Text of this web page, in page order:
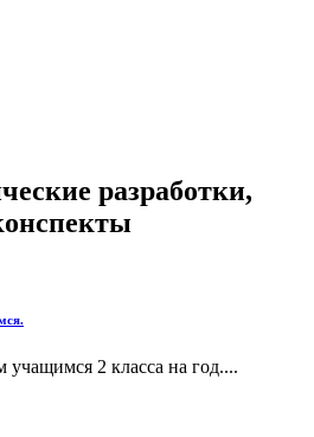
разработки,
2 класса на год....